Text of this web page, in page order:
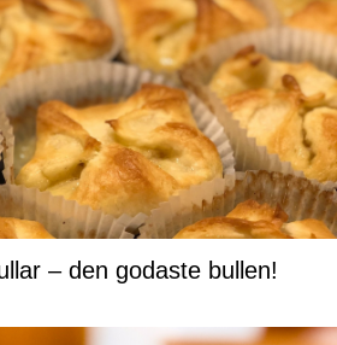
– den godaste bullen!